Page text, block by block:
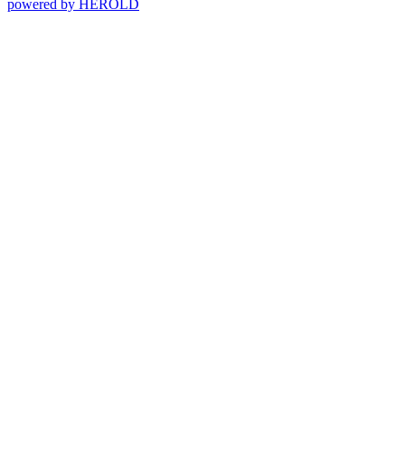
powered by HEROLD